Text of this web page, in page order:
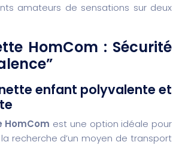
amateurs de sensations sur deux
HomCom : Sécurité
enfant polyvalente et
est une option idéale pour
recherche d’un moyen de transport